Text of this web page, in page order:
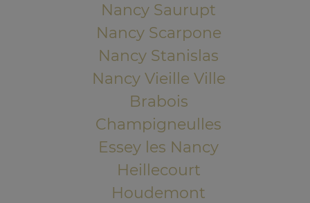
Nancy Saurupt
Nancy Scarpone
Nancy Stanislas
Nancy Vieille Ville
Brabois
Champigneulles
Essey les Nancy
Heillecourt
Houdemont